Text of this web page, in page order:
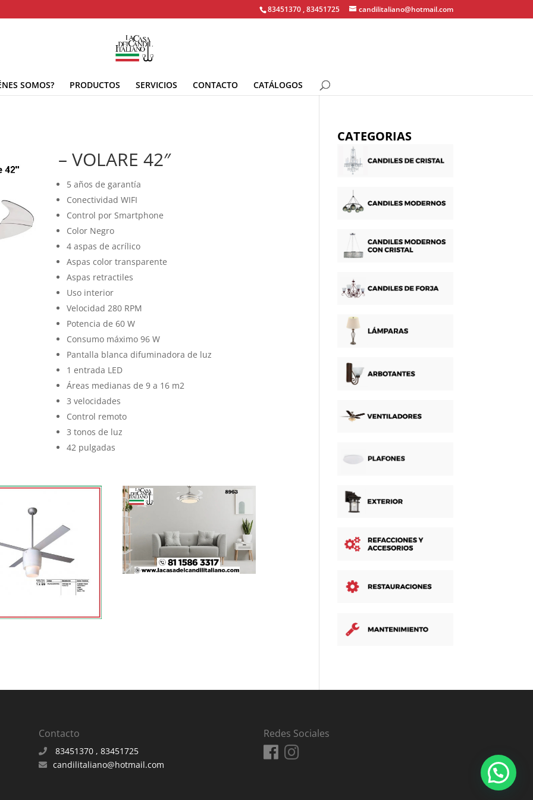
83451370 , 83451725 candilitaliano@hotmail.com
SOMOS? PRODUCTOS SERVICIOS CONTACTO CATÁLOGOS
– VOLARE 42″
5 años de garantía
Conectividad WIFI
Control por Smartphone
Color Negro
4 aspas de acrílico
Aspas color transparente
Aspas retractiles
Uso interior
Velocidad 280 RPM
Potencia de 60 W
Consumo máximo 96 W
Pantalla blanca difuminadora de luz
1 entrada LED
Áreas medianas de 9 a 16 m2
3 velocidades
Control remoto
3 tonos de luz
42 pulgadas
CATEGORIAS
Contacto
83451370 , 83451725
candilitaliano@hotmail.com
Redes Sociales